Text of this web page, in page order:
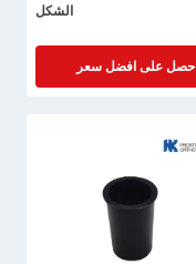
الشكل
احصل على افضل سعر